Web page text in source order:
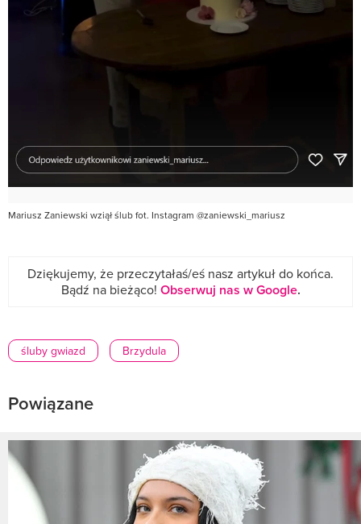
Mariusz Zaniewski wziął ślub fot. Instagram @zaniewski_mariusz
Dziękujemy, że przeczytałaś/eś nasz artykuł do końca.
Bądź na bieżąco! Obserwuj nas w Google.
śluby gwiazd Brzydula
Powiązane